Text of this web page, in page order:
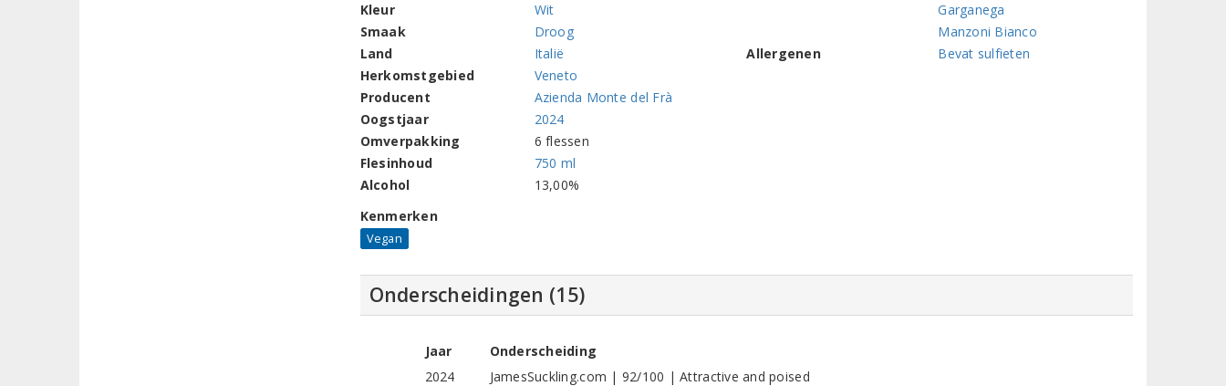
Kleur
Wit
Smaak
Droog
Land
Italië
Herkomstgebied
Veneto
Producent
Azienda Monte del Frà
Oogstjaar
2024
Omverpakking
6 flessen
Flesinhoud
750 ml
Alcohol
13,00%
Garganega
Manzoni Bianco
Allergenen
Bevat sulfieten
Kenmerken
Vegan
Onderscheidingen (15)
Jaar
Onderscheiding
2024
JamesSuckling.com | 92/100 | Attractive and poised